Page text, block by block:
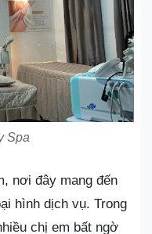
Spa
nơi đây mang đến
hình dịch vụ. Trong
chị em bất ngờ